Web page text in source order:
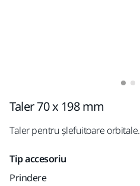
Taler 70 x 198 mm
Taler pentru șlefuitoare orbitale.
Tip accesoriu
Prindere